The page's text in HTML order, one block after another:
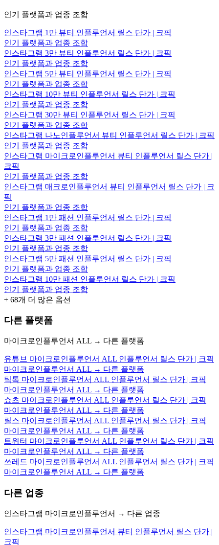
인기 플랫폼과 업종 조합
인스타그램 1만 뷰티 인플루언서 릴스 단가 | 크픽
인기 플랫폼과 업종 조합
인스타그램 3만 뷰티 인플루언서 릴스 단가 | 크픽
인기 플랫폼과 업종 조합
인스타그램 5만 뷰티 인플루언서 릴스 단가 | 크픽
인기 플랫폼과 업종 조합
인스타그램 10만 뷰티 인플루언서 릴스 단가 | 크픽
인기 플랫폼과 업종 조합
인스타그램 30만 뷰티 인플루언서 릴스 단가 | 크픽
인기 플랫폼과 업종 조합
인스타그램 나노인플루언서 뷰티 인플루언서 릴스 단가 | 크픽
인기 플랫폼과 업종 조합
인스타그램 마이크로인플루언서 뷰티 인플루언서 릴스 단가 |
크픽
인기 플랫폼과 업종 조합
인스타그램 매크로인플루언서 뷰티 인플루언서 릴스 단가 | 크
픽
인기 플랫폼과 업종 조합
인스타그램 1만 패션 인플루언서 릴스 단가 | 크픽
인기 플랫폼과 업종 조합
인스타그램 3만 패션 인플루언서 릴스 단가 | 크픽
인기 플랫폼과 업종 조합
인스타그램 5만 패션 인플루언서 릴스 단가 | 크픽
인기 플랫폼과 업종 조합
인스타그램 10만 패션 인플루언서 릴스 단가 | 크픽
인기 플랫폼과 업종 조합
+ 68개 더 많은 옵션
다른 플랫폼
마이크로인플루언서 ALL → 다른 플랫폼
유튜브 마이크로인플루언서 ALL 인플루언서 릴스 단가 | 크픽
마이크로인플루언서 ALL → 다른 플랫폼
틱톡 마이크로인플루언서 ALL 인플루언서 릴스 단가 | 크픽
마이크로인플루언서 ALL → 다른 플랫폼
쇼츠 마이크로인플루언서 ALL 인플루언서 릴스 단가 | 크픽
마이크로인플루언서 ALL → 다른 플랫폼
릴스 마이크로인플루언서 ALL 인플루언서 릴스 단가 | 크픽
마이크로인플루언서 ALL → 다른 플랫폼
트위터 마이크로인플루언서 ALL 인플루언서 릴스 단가 | 크픽
마이크로인플루언서 ALL → 다른 플랫폼
쓰레드 마이크로인플루언서 ALL 인플루언서 릴스 단가 | 크픽
마이크로인플루언서 ALL → 다른 플랫폼
다른 업종
인스타그램 마이크로인플루언서 → 다른 업종
인스타그램 마이크로인플루언서 뷰티 인플루언서 릴스 단가 |
크픽